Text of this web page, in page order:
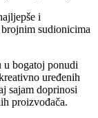
i
sudionicima
u bogatoj ponudi
uređenih
sajam doprinosi
proizvođača.